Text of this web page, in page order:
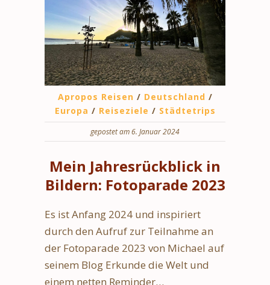
Apropos Reisen / Deutschland /
Europa / Reiseziele / Städtetrips
gepostet am 6. Januar 2024
Mein Jahresrückblick in
Bildern: Fotoparade 2023
Es ist Anfang 2024 und inspiriert
durch den Aufruf zur Teilnahme an
der Fotoparade 2023 von Michael auf
seinem Blog Erkunde die Welt und
einem netten Reminder…